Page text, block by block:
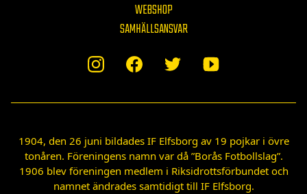
WEBSHOP
SAMHÄLLSANSVAR
1904, den 26 juni bildades IF Elfsborg av 19 pojkar i övre
tonåren. Föreningens namn var då ”Borås Fotbollslag”.
1906 blev föreningen medlem i Riksidrottsförbundet och
namnet ändrades samtidigt till IF Elfsborg.